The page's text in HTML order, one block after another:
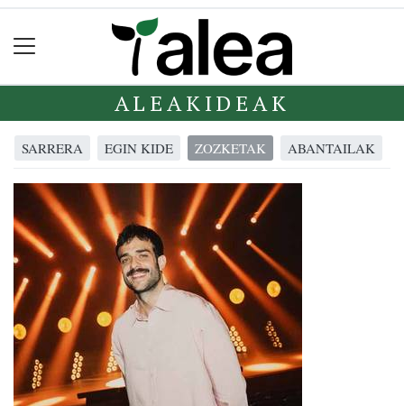
ALEAKIDEAK
SARRERA EGIN KIDE ZOZKETAK ABANTAILAK